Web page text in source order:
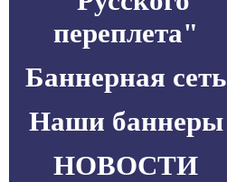
переплета"
Баннерная сеть
Наши баннеры
НОВОСТИ